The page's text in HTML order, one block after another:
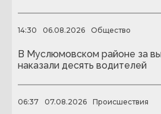
14:30 06.08.2026 Общество
В Муслюмовском районе за
наказали десять водителей
06:37 07.08.2026 Происшествия